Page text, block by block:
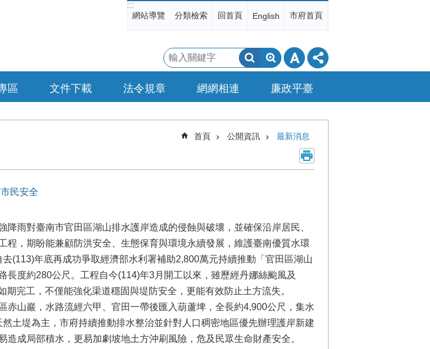
:::
網站導覽 分類檢索 回首頁 English 市府首頁
搜
尋
區 文件下載 法令規章 網網相連 廉政平臺
首頁 公開資訊 最新消息
民安全
雨對臺南市官田區湖山排水護岸造成的侵蝕與破壞，並確保沿岸居民、
，期盼能兼顧防洪安全、生態保育與環境永續發展，維護臺南優質水環
(113)年底再成功爭取經濟部水利署補助2,800萬元持續推動「官田區湖山
度約280公尺。工程自今(114)年3月開工以來，雖歷經丹娜絲颱風及
完工，不僅能強化渠道穩固與堤防安全，更能有效防止土方流失。
山巖，水路流經六甲、官田一帶後匯入葫蘆埤，全長約4,900公尺，集水
土堤為主，市府持續推動排水整治並針對人口稠密地區優先辦理護岸新建
成局部積水，更易加劇坡地土方沖刷風險，危及民眾生命財產安全。